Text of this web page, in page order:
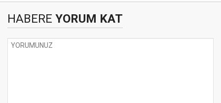
HABERE YORUM KAT